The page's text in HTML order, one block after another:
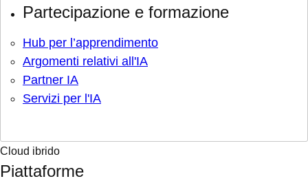
Partecipazione e formazione
Hub per l’apprendimento
Argomenti relativi all'IA
Partner IA
Servizi per l'IA
Cloud ibrido
Piattaforme